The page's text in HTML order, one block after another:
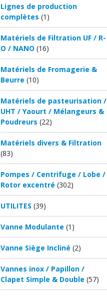
Lignes de production
complètes (1)
Matériels de Filtration UF / R-
O / NANO (16)
Matériels de Fromagerie &
Beurre (10)
Matériels de pasteurisation /
UHT / Yaourt / Mélangeurs &
Poudreurs (22)
Matériels divers & Filtration
(83)
Pompes / Centrifuge / Lobe /
Rotor excentré (302)
UTILITES (39)
Vanne Modulante (1)
Vanne Siège Incliné (2)
Vannes inox / Papillon /
Clapet Simple & Double (57)